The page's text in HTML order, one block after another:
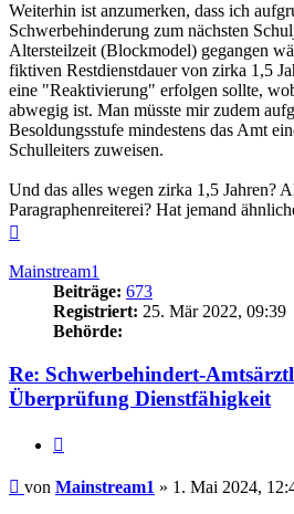
Weiterhin ist anzumerken, dass ich
Schwerbehinderung zum nächsten
Altersteilzeit (Blockmodel) gegangen
fiktiven Restdienstdauer von zirka 1,5
eine "Reaktivierung" erfolgen sollte,
abwegig ist. Man müsste mir zudem
Besoldungsstufe mindestens das Amt
Schulleiters zuweisen.
Und das alles wegen zirka 1,5 Jahren?
Paragraphenreiterei? Hat jemand
Mainstream1
Beiträge: 673
Registriert: 25. Mär 2022, 09:39
Behörde:
Re: Schwerbehindert-
Überprüfung Dienstfähigkeit
Beitrag
von Mainstream1 » 1. Mai 2024,